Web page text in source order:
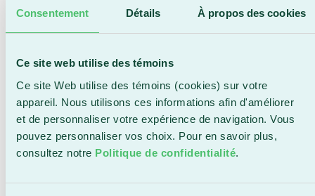
Consentement Détails À propos des cookies
Ce site web utilise des témoins
Ce site Web utilise des témoins (cookies) sur votre
appareil. Nous utilisons ces informations afin d'améliorer
et de personnaliser votre expérience de navigation. Vous
pouvez personnaliser vos choix. Pour en savoir plus,
consultez notre Politique de confidentialité.
positif qu’a eu ce projet, il aura
permis d’enrichir le parcours
d’études, de perfectionner des
s’immerger dans une nouvelle
culture. C’est avec grand plaisir que
nous travaillons à reproduire cette
aventure avec une future cohorte l’an
Paradis et Sylvain Carrier,